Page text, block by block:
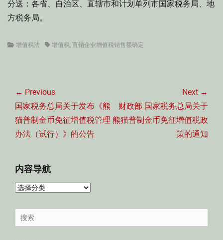
分送：各省、自治区、直辖市和计划单列市国家税务局、地
方税务局。
Categories
增值税法 Tags增值税, 直销企业增值税销售额确定
章
导
航
← Previous
Previous
post:
国家税务总局关于发布《熊
猫普制金币免征增值税管理
办法（试行）》的公告
Next →
Next
post:
财政部 国家税务总局关于
熊猫普制金币免征增值税政
策的通知
内容导航
内
导
航
Search
for: